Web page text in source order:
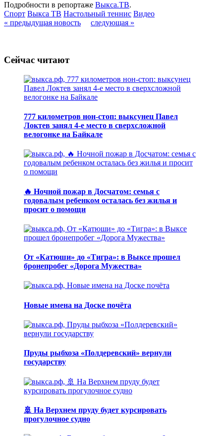
Подробности в репортаже Выкса.ТВ.
Спорт Выкса ТВ Настольный теннис Видео
« предыдущая новость
следующая »
Сейчас читают
777 километров нон-стоп: выксунец Павел
Локтев занял 4-е место в сверхсложной
велогонке на Байкале
🔥 Ночной пожар в Досчатом: семья с
годовалым ребенком осталась без жилья и
просит о помощи
От «Катюши» до «Тигра»: в Выксе прошел
бронепробег «Дорога Мужества»
Новые имена на Доске почёта
Пруды рыбхоза «Полдеревский» вернули
государству
🚢 На Верхнем пруду будет курсировать
прогулочное судно